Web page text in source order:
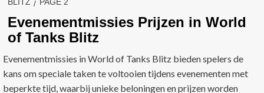
Evenementmissies Prijzen in World
of Tanks Blitz
Evenementmissies in World of Tanks Blitz bieden spelers de
kans om speciale taken te voltooien tijdens evenementen met
beperkte tijd, waarbij unieke beloningen en prijzen worden